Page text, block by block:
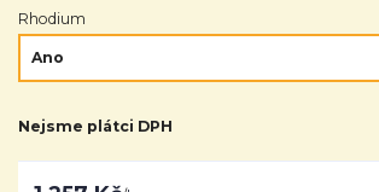
Rhodium
Nejsme plátci DPH